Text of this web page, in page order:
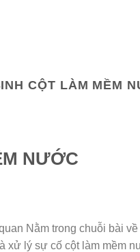
CỘT LÀM MỀM
NƯỚC
Nằm trong chuỗi bài
xử lý sự cố cột làm mềm